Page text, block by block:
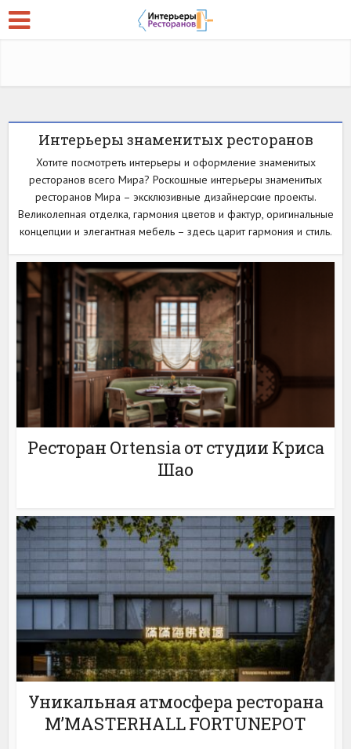
Интерьеры знаменитых ресторанов
Хотите посмотреть интерьеры и оформление знаменитых
ресторанов всего Мира? Роскошные интерьеры знаменитых
ресторанов Мира – эксклюзивные дизайнерские проекты.
Великолепная отделка, гармония цветов и фактур, оригинальные
концепции и элегантная мебель – здесь царит гармония и стиль.
Ресторан Ortensia от студии Криса
Шао
Уникальная атмосфера ресторана
M’MASTERHALL FORTUNEPOT